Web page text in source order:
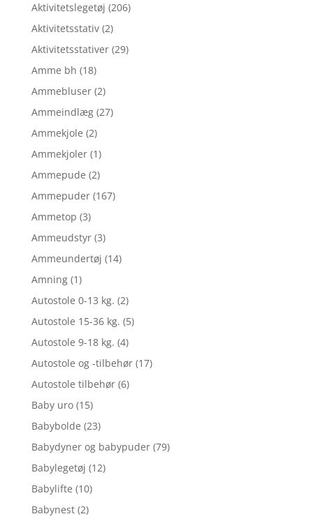
Aktivitetslegetøj (206)
Aktivitetsstativ (2)
Aktivitetsstativer (29)
Amme bh (18)
Ammebluser (2)
Ammeindlæg (27)
Ammekjole (2)
Ammekjoler (1)
Ammepude (2)
Ammepuder (167)
Ammetop (3)
Ammeudstyr (3)
Ammeundertøj (14)
Amning (1)
Autostole 0-13 kg. (2)
Autostole 15-36 kg. (5)
Autostole 9-18 kg. (4)
Autostole og -tilbehør (17)
Autostole tilbehør (6)
Baby uro (15)
Babybolde (23)
Babydyner og babypuder (79)
Babylegetøj (12)
Babylifte (10)
Babynest (2)